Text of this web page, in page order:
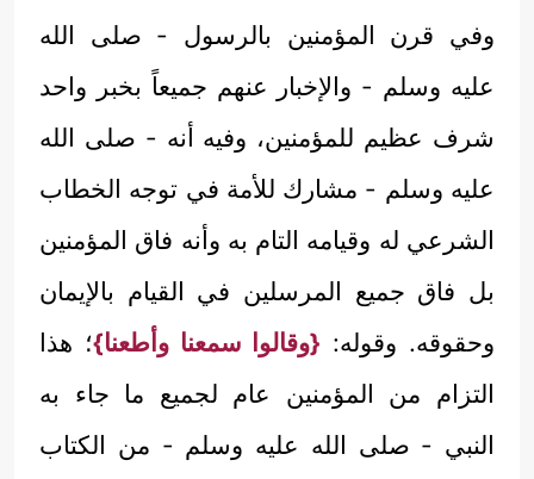
وفي قرن المؤمنين بالرسول - صلى الله
عليه وسلم - والإخبار عنهم جميعاً بخبر واحد
شرف عظيم للمؤمنين، وفيه أنه - صلى الله
عليه وسلم - مشارك للأمة في توجه الخطاب
الشرعي له وقيامه التام به وأنه فاق المؤمنين
بل فاق جميع المرسلين في القيام بالإيمان
وحقوقه. وقوله: {وقالوا سمعنا وأطعنا}؛ هذا
التزام من المؤمنين عام لجميع ما جاء به
النبي - صلى الله عليه وسلم - من الكتاب